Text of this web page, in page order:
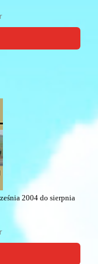
2004 do sierpnia